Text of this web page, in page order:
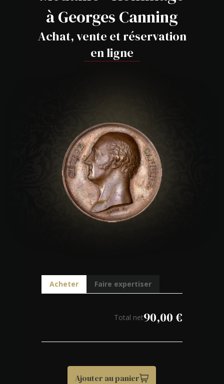
à Georges Canning
Achat, vente et réservation
en ligne
Acheter Faire expertiser
Total net90,00€
Ajouter au panier